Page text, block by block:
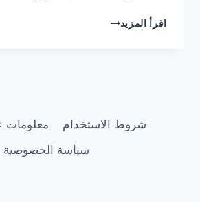
اقرأ المزيد
شروط الاستخدام معلومات
سياسة الخصوصية